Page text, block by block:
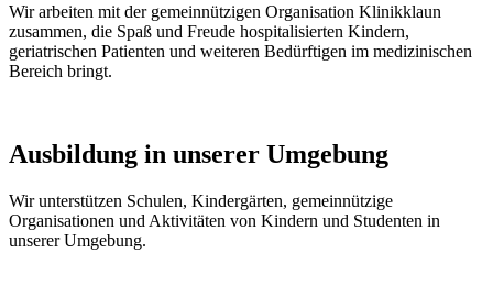
Wir arbeiten mit der gemeinnützigen Organisation Klinikklaun
zusammen, die Spaß und Freude hospitalisierten Kindern,
geriatrischen Patienten und weiteren Bedürftigen im medizinischen
Bereich bringt.
Ausbildung in unserer Umgebung
Wir unterstützen Schulen, Kindergärten, gemeinnützige
Organisationen und Aktivitäten von Kindern und Studenten in
unserer Umgebung.